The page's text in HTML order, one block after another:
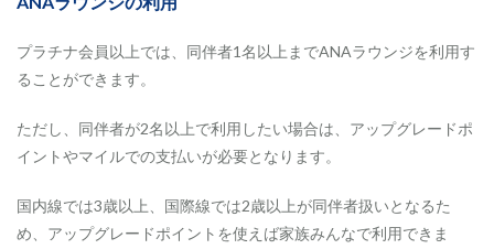
プラチナ会員以上では、同伴者1名以上までANAラウンジを利用す
ることができます。
ただし、同伴者が2名以上で利用したい場合は、アップグレードポ
イントやマイルでの支払いが必要となります。
国内線では3歳以上、国際線では2歳以上が同伴者扱いとなるた
め、アップグレードポイントを使えば家族みんなで利用できま